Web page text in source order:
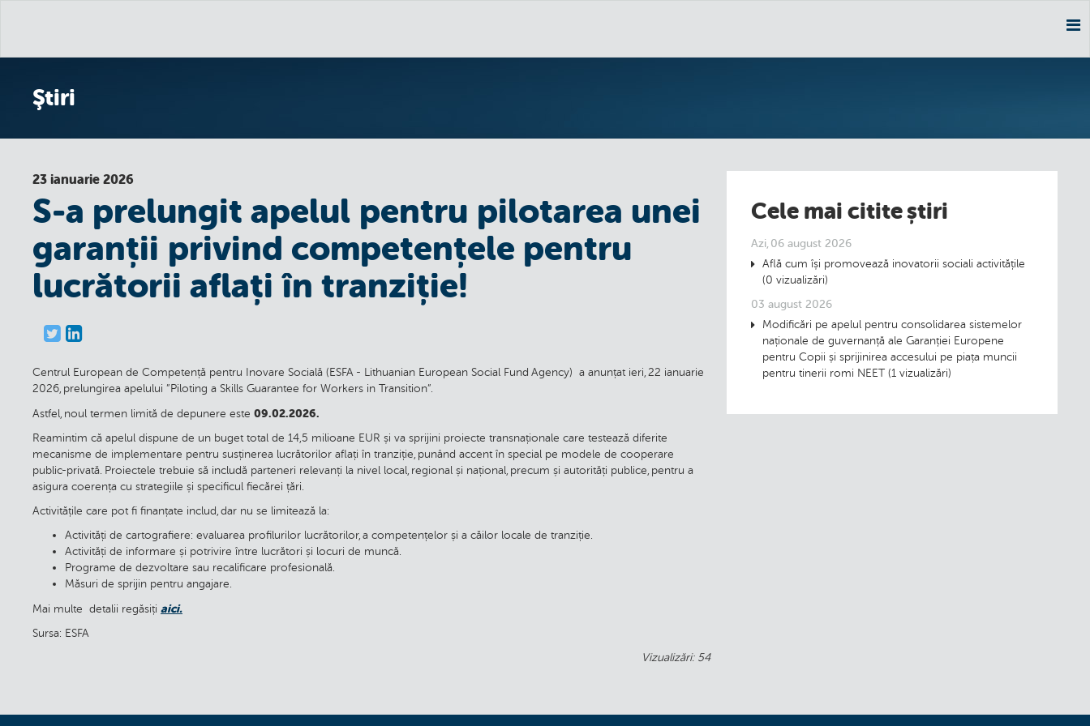
Ştiri
23 ianuarie 2026
S-a prelungit apelul pentru pilotarea unei
garanții privind competențele pentru
lucrătorii aflați în tranziție!
Centrul European de Competență pentru Inovare Socială (ESFA - Lithuanian European Social Fund Agency) a anunțat ieri, 22 ianuarie
2026, prelungirea apelului ”Piloting a Skills Guarantee for Workers in Transition”.
Astfel, noul termen limită de depunere este 09.02.2026.
Reamintim că apelul dispune de un buget total de 14,5 milioane EUR și va sprijini proiecte transnaționale care testează diferite
mecanisme de implementare pentru susținerea lucrătorilor aflați în tranziție, punând accent în special pe modele de cooperare
public-privată. Proiectele trebuie să includă parteneri relevanți la nivel local, regional și național, precum și autorități publice, pentru a
asigura coerența cu strategiile și specificul fiecărei țări.
Activitățile care pot fi finanțate includ, dar nu se limitează la:
Activități de cartografiere: evaluarea profilurilor lucrătorilor, a competențelor și a căilor locale de tranziție.
Activități de informare și potrivire între lucrători și locuri de muncă.
Programe de dezvoltare sau recalificare profesională.
Măsuri de sprijin pentru angajare.
Mai multe detalii regăsiți aici.
Sursa: ESFA
Vizualizări: 54
Cele mai citite știri
Azi, 06 august 2026
Află cum își promovează inovatorii sociali activitățile
(0 vizualizări)
03 august 2026
Modificări pe apelul pentru consolidarea sistemelor
naționale de guvernanță ale Garanției Europene
pentru Copii și sprijinirea accesului pe piața muncii
pentru tinerii romi NEET (1 vizualizări)